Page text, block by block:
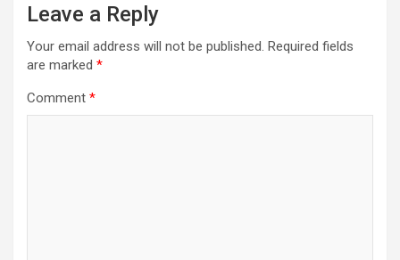
Leave a Reply
Your email address will not be published. Required fields
are marked *
Comment *